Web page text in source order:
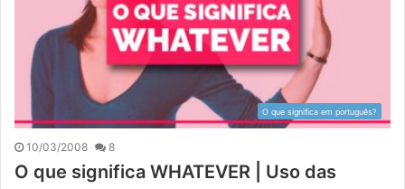
O que significa em português?
10/03/2008 8
O que significa WHATEVER | Uso das